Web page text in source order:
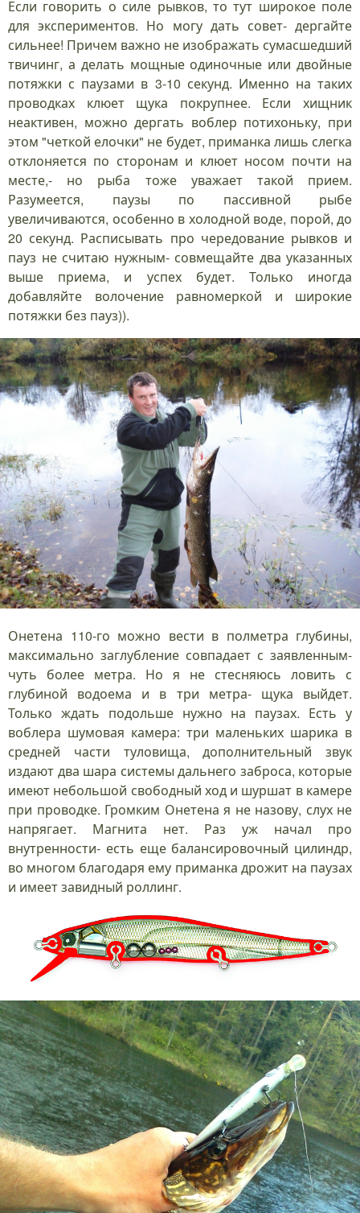
Если говорить о силе рывков, то тут широкое поле
для экспериментов. Но могу дать совет- дергайте
сильнее! Причем важно не изображать сумасшедший
твичинг, а делать мощные одиночные или двойные
потяжки с паузами в 3-10 секунд. Именно на таких
проводках клюет щука покрупнее. Если хищник
неактивен, можно дергать воблер потихоньку, при
этом "четкой елочки" не будет, приманка лишь слегка
отклоняется по сторонам и клюет носом почти на
месте,- но рыба тоже уважает такой прием.
Разумеется, паузы по пассивной рыбе
увеличиваются, особенно в холодной воде, порой, до
20 секунд. Расписывать про чередование рывков и
пауз не считаю нужным- совмещайте два указанных
выше приема, и успех будет. Только иногда
добавляйте волочение равномеркой и широкие
потяжки без пауз)).
Онетена 110-го можно вести в полметра глубины,
максимально заглубление совпадает с заявленным-
чуть более метра. Но я не стесняюсь ловить с
глубиной водоема и в три метра- щука выйдет.
Только ждать подольше нужно на паузах. Есть у
воблера шумовая камера: три маленьких шарика в
средней части туловища, дополнительный звук
издают два шара системы дальнего заброса, которые
имеют небольшой свободный ход и шуршат в камере
при проводке. Громким Онетена я не назову, слух не
напрягает. Магнита нет. Раз уж начал про
внутренности- есть еще балансировочный цилиндр,
во многом благодаря ему приманка дрожит на паузах
и имеет завидный роллинг.